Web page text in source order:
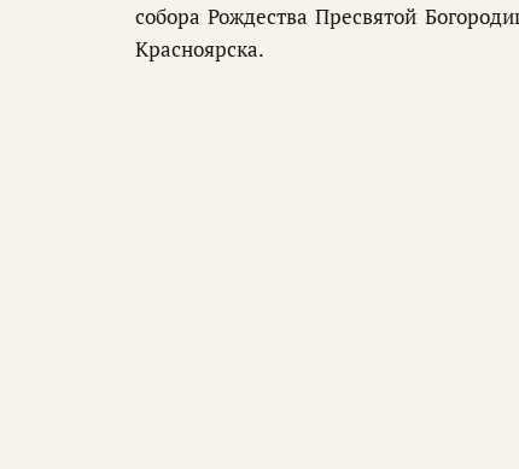
собора Рождества Пресвятой
Красноярска.